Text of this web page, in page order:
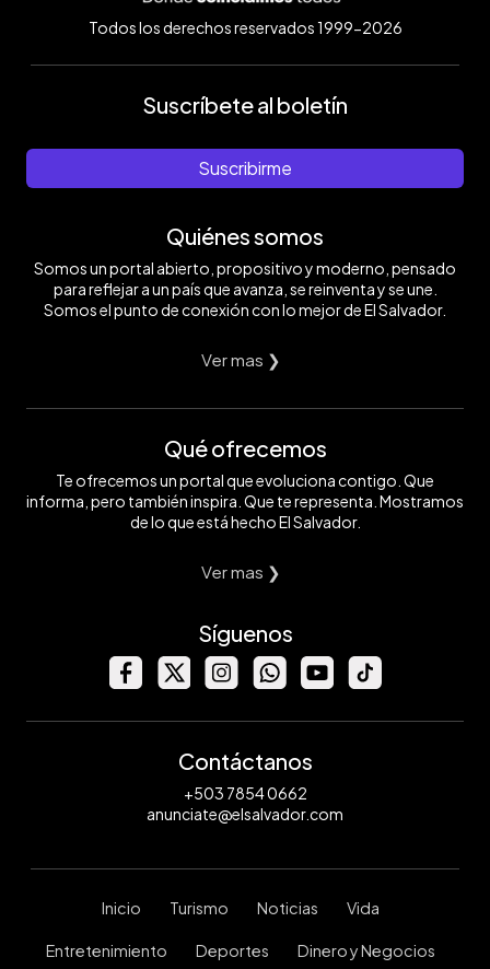
Todos los derechos reservados 1999-2026
Suscríbete al boletín
Suscribirme
Quiénes somos
Somos un portal abierto, propositivo y moderno, pensado
para reflejar a un país que avanza, se reinventa y se une.
Somos el punto de conexión con lo mejor de El Salvador.
Ver mas ❯
Qué ofrecemos
Te ofrecemos un portal que evoluciona contigo. Que
informa, pero también inspira. Que te representa. Mostramos
de lo que está hecho El Salvador.
Ver mas ❯
Síguenos
Contáctanos
+503 7854 0662
anunciate@elsalvador.com
Inicio Turismo Noticias Vida
Entretenimiento Deportes Dinero y Negocios